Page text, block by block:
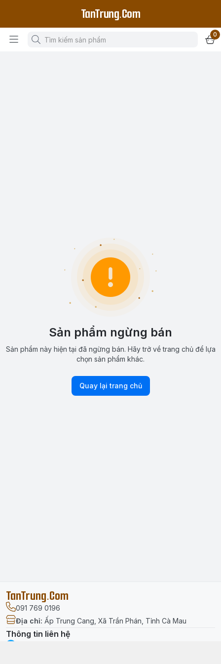
TanTrung.Com
0
Sản phẩm ngừng bán
Sản phẩm này hiện tại đã ngừng bán. Hãy trở về trang chủ để lựa
chọn sản phẩm khác.
Quay lại trang chủ
TanTrung.Com
091 769 0196
Địa chỉ: Ấp Trung Cang, Xã Trần Phán, Tỉnh Cà Mau
Thông tin liên hệ